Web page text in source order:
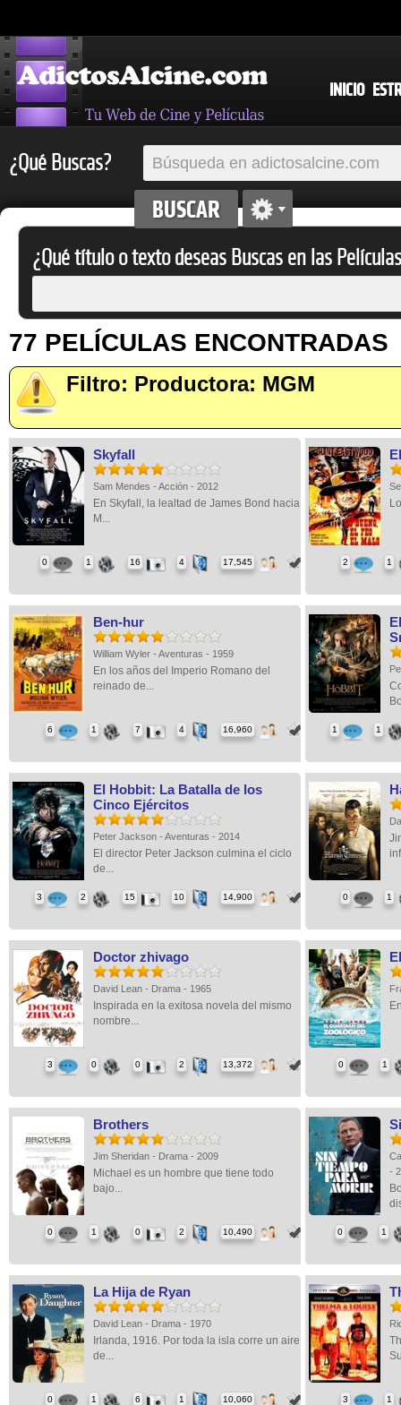
INICIO
¿Qué Buscas?
¿Qué título o texto deseas Buscas en las
77 PELÍCULAS ENCONTRADAS
Filtro: Productora: MGM
Skyfall
Sam Mendes - Acción - 2012
En Skyfall, la lealtad de James Bond hacia
M...
0 1 16 4 17,545 2 1
Ben-hur
William Wyler - Aventuras - 1959
En los años del Imperio Romano del
reinado de...
6 1 7 4 16,960 1 1
El Hobbit: La Batalla de los
Cinco Ejércitos
Peter Jackson - Aventuras - 2014
El director Peter Jackson culmina el ciclo
de...
3 2 15 10 14,900 0 1
Doctor zhivago
David Lean - Drama - 1965
Inspirada en la exitosa novela del mismo
nombre...
3 0 0 2 13,372 0 1
Brothers
Jim Sheridan - Drama - 2009
Michael es un hombre que tiene todo
bajo...
0 1 0 2 10,490
-
0 1
La Hija de Ryan
David Lean - Drama - 1970
Irlanda, 1916. Por toda la isla corre un aire
de...
0 1 6 1 10,060 3 1